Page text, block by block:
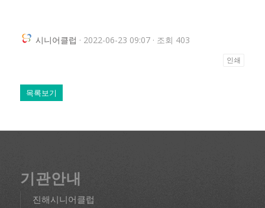
시니어클럽 · 2022-06-23 09:07 · 조회 403
인쇄
목록보기
기관안내
진해시니어클럽